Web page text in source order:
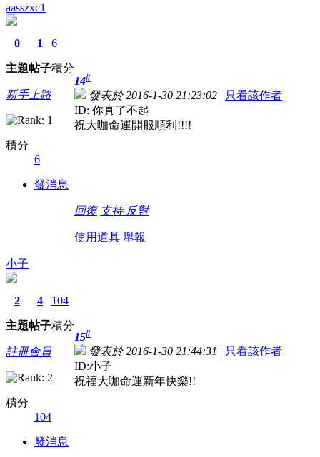
aasszxc1
0
主題
1
帖子
6
積分
新手上路
積分
6
發消息
14#
發表於 2016-1-30 21:23:02 | 只看該作者
ID: 你真了不起
祝大咖命運開服順利!!!!
回復 支持 反對
使用道具 舉報
小子
2
主題
4
帖子
104
積分
註冊會員
積分
104
發消息
15#
發表於 2016-1-30 21:44:31 | 只看該作者
ID:小子
祝福大咖命運新年快樂!!